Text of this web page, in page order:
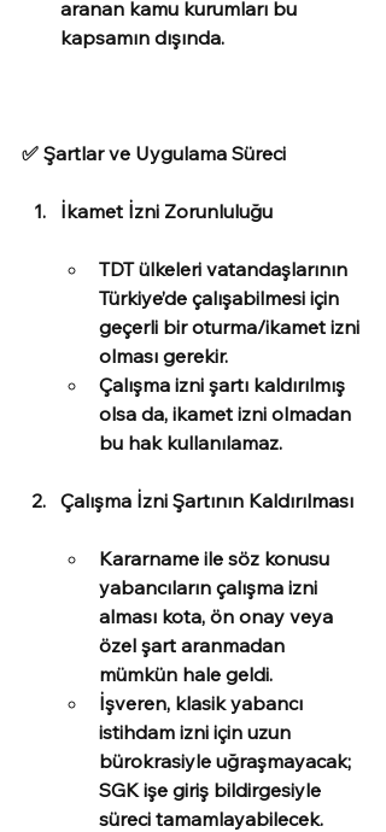
aranan kamu kurumları bu
kapsamın dışında.
✅ Şartlar ve Uygulama Süreci
İkamet İzni Zorunluluğu
TDT ülkeleri vatandaşlarının
Türkiye’de çalışabilmesi için
geçerli bir oturma/ikamet izni
olması gerekir.
Çalışma izni şartı kaldırılmış
olsa da, ikamet izni olmadan
bu hak kullanılamaz.
Çalışma İzni Şartının Kaldırılması
Kararname ile söz konusu
yabancıların çalışma izni
alması kota, ön onay veya
özel şart aranmadan
mümkün hale geldi.
İşveren, klasik yabancı
istihdam izni için uzun
bürokrasiyle uğraşmayacak;
SGK işe giriş bildirgesiyle
süreci tamamlayabilecek.